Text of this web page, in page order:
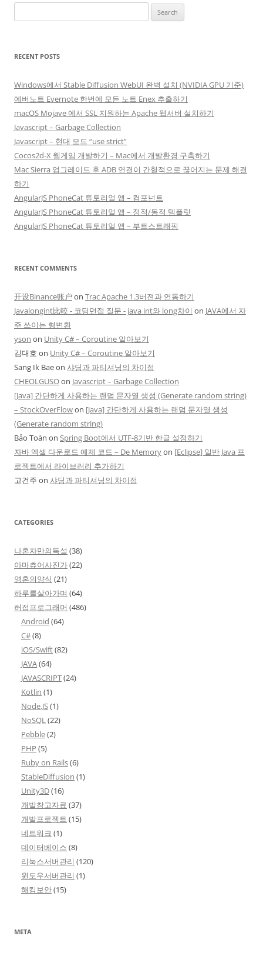
for:
RECENT POSTS
Windows에서 Stable Diffusion WebUI 완벽 설치 (NVIDIA GPU 기준)
에버노트 Evernote 한번에 모든 노트 Enex 추출하기
macOS Mojave 에서 SSL 지원하는 Apache 웹서버 설치하기
Javascript – Garbage Collection
Javascript – 현대 모드 “use strict”
Cocos2d-X 웹게임 개발하기 – Mac에서 개발환경 구축하기
Mac Sierra 업그레이드 후 ADB 연결이 간헐적으로 끊어지는 문제 해결
하기
AngularJS PhoneCat 튜토리얼 앱 – 컴포넌트
AngularJS PhoneCat 튜토리얼 앱 – 정적/동적 템플릿
AngularJS PhoneCat 튜토리얼 앱 – 부트스트래핑
RECENT COMMENTS
开设Binance账户 on Trac Apache 1.3버젼과 연동하기
Javalongint比較 - 코딩면접 질문 - java int와 long차이 on JAVA에서 자
주 쓰이는 형변환
yson on Unity C# – Coroutine 알아보기
김대호 on Unity C# – Coroutine 알아보기
Sang Ik Baeon 샤딩과 파티셔닝의 차이점
CHEOLGUSOon Javascript – Garbage Collection
[Java] 간단하게 사용하는 랜덤 문자열 생성 (Generate random string)
– StockOverFlowon [Java] 간단하게 사용하는 랜덤 문자열 생성
(Generate random string)
Bảo Toàn on Spring Boot에서 UTF-8기반 한글 설정하기
자바 엑셀 다운로드 예제 코드 – De Memoryon [Eclipse] 일반 Java 프
로젝트에서 라이브러리 추가하기
고건주 on 샤딩과 파티셔닝의 차이점
CATEGORIES
나혼자만의독설 (38)
아마츄어사진가(22)
영혼의양식 (21)
하루를살아가며 (64)
허접프로그래머 (486)
Android (64)
C#(8)
iOS/Swift(82)
JAVA(64)
JAVASCRIPT(24)
Kotlin (1)
Node.JS(1)
NoSQL(22)
Pebble(2)
PHP (5)
Ruby on Rails(6)
StableDiffusion (1)
Unity3D(16)
개발참고자료 (37)
개발프로젝트 (15)
네트워크 (1)
데이터베이스 (8)
리눅스서버관리 (120)
윈도우서버관리 (1)
해킹보안(15)
META